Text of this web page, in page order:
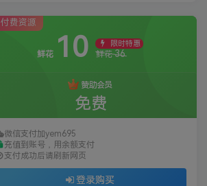
付费资源
鲜花 10 限时特惠
鲜花 36
赞助会员
免费
微信支付加yem695
充值到账号，用余额支付
支付成功后请刷新网页
登录购买